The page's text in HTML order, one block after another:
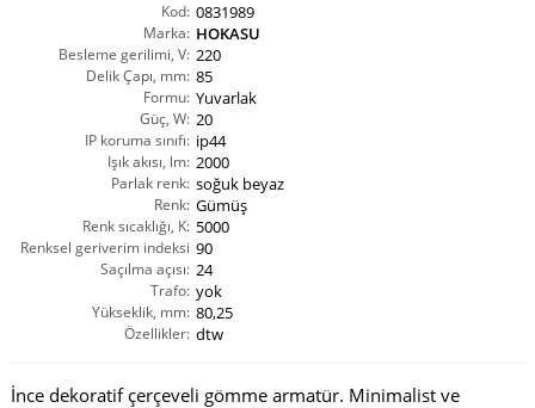
Kod: 0831989
Marka: HOKASU
Besleme gerilimi, V: 220
Delik Çapı, mm: 85
Formu: Yuvarlak
Güç, W: 20
IP koruma sınıfı: ip44
Işık akısı, lm: 2000
Parlak renk: soğuk beyaz
Renk: Gümüş
Renk sıcaklığı, K: 5000
Renksel geriverim indeksi
CRI(Ra):
90
Saçılma açısı: 24
Trafo: yok
Yükseklik, mm: 80,25
Özellikler: dtw
İnce dekoratif çerçeveli gömme armatür. Minimalist ve